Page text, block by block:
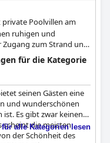
und privat, ist aber
Sie diese erkunden
der
Service ist
idyllischen
private Poolvillen am
ruhigen und
Zugang zum Strand und
und direkten Zugang
für die Kategorie
seinen Gästen eine
und wunderschönen
Es gibt zwar keinen
scheint die meisten
der Schönheit des
alle Kategorien lesen